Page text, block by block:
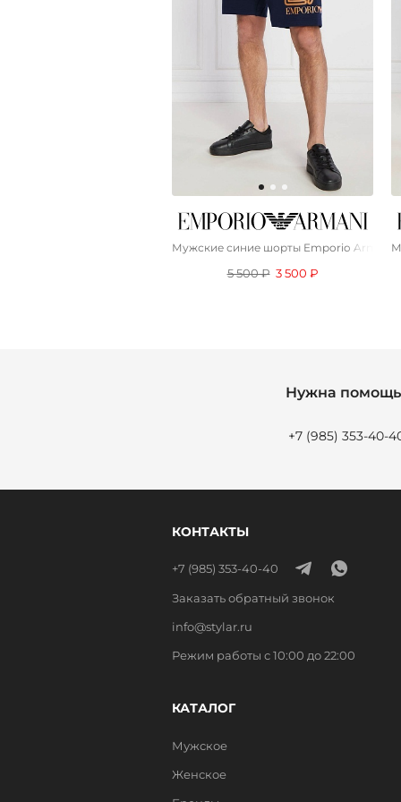
Мужские синие шорты Emporio Armani
5 500 ₽ 3 500 ₽
Нужна помощь
+7 (985) 353-40-
КОНТАКТЫ
+7 (985) 353-40-40
Заказать обратный звонок
info@stylar.ru
Режим работы с 10:00 до 22:00
КАТАЛОГ
Мужское
Женское